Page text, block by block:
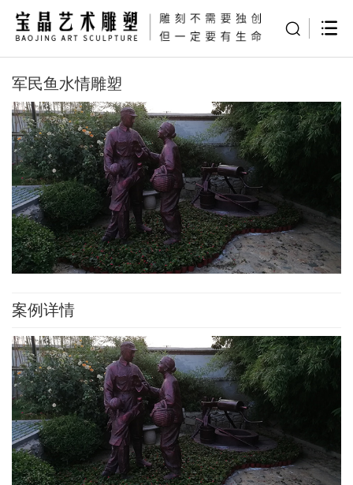
军民鱼水情雕塑
案例详情